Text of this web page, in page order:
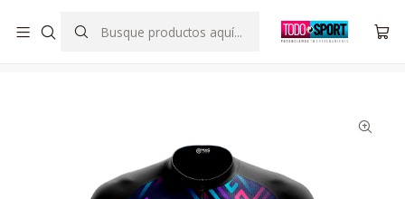
SOMOS DISTRIBUIDOR OFICIAL DE SCORINGRIGHT CHILE